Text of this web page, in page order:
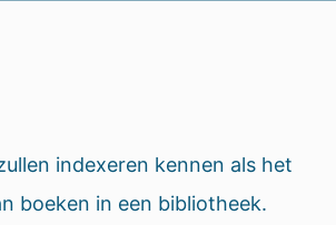
indexeren kennen als het
boeken in een bibliotheek.